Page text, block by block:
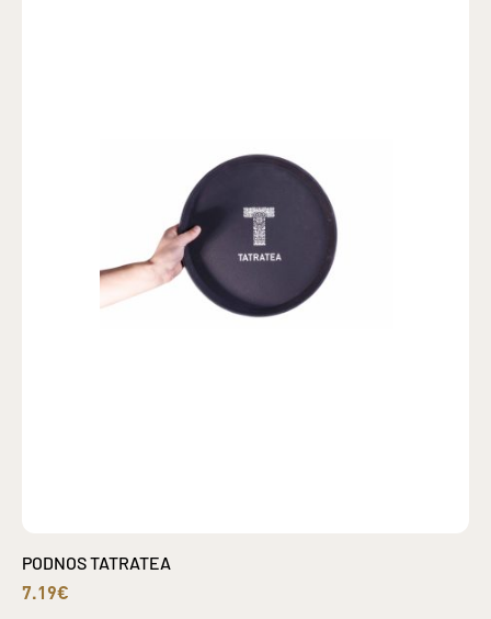
PODNOS TATRATEA
7.19€